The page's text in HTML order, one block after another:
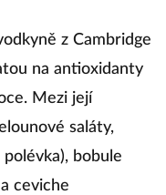
z Cambridge
na antioxidanty
Mezi její
saláty,
polévka), bobule
ceviche